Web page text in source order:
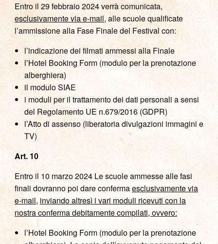
Entro il 29 febbraio 2024 verrà comunicata,
esclusivamente via e-mail,alle scuole qualificate
l’ammissione alla Fase Finale del Festival con:
l’indicazione dei filmati ammessi alla Finale
l’Hotel Booking Form (modulo per la prenotazione
alberghiera)
il modulo SIAE
i moduli per il trattamento dei dati personali a sensi
del Regolamento UE n.679/2016 (GDPR)
l’Atto di assenso (liberatoria divulgazioni immagini e
TV)
Art. 10
Entro il 10 marzo 2024 Le scuole ammesse alle fasi
finali dovranno poi dare confermaesclusivamente via
e-mail, inviando altresì i vari moduli ricevuti con la
nostra conferma debitamente compilati, ovvero:
l’Hotel Booking Form (modulo per la prenotazione